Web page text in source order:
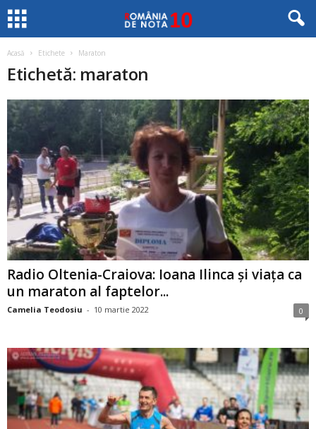
Acasă Etichete Maraton
Etichetă: maraton
Radio Oltenia-Craiova: Ioana Ilinca și viața ca
un maraton al faptelor...
Camelia Teodosiu - 10 martie 2022 0